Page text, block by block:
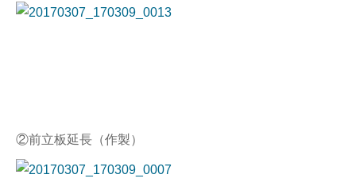
②前立板延長（作製）